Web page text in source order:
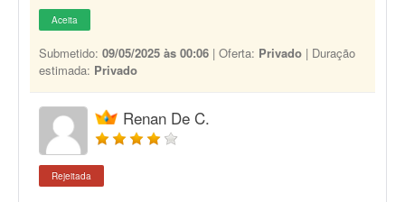
Aceita
Submetido: 09/05/2025 às 00:06 | Oferta: Privado | Duração
estimada: Privado
Renan De C.
Rejeitada